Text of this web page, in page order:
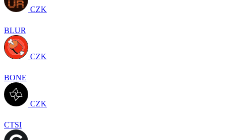
CZK
BLUR
CZK
BONE
CZK
CTSI